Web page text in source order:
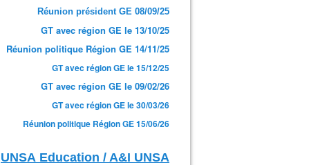
Réunion président GE 08/09/25
GT avec région GE le 13/10/25
Réunion politique Région GE 14/11/25
GT avec région GE le 15/12/25
GT avec région GE le 09/02/26
GT avec région GE le 30/03/26
Réunion politique Région GE 15/06/26
UNSA Education / A&I UNSA